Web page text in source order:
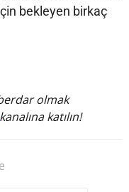
bekleyen birkaç
olmak
kanalına katılın!